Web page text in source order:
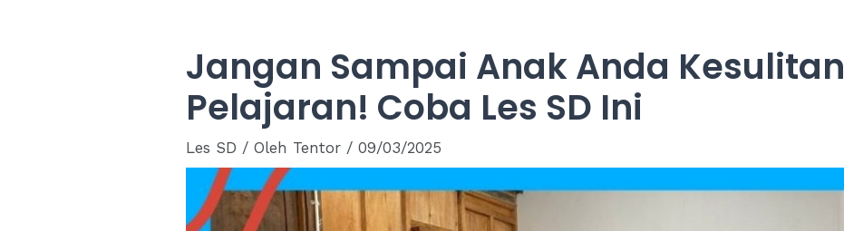
Jangan Sampai Anak Anda Kesulitan
Pelajaran! Coba Les SD Ini
Les SD / Oleh Tentor /09/03/2025